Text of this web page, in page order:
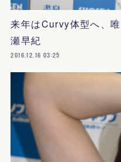
来年はCurvy体型へ、
瀬早紀
2016.12.16 03:25